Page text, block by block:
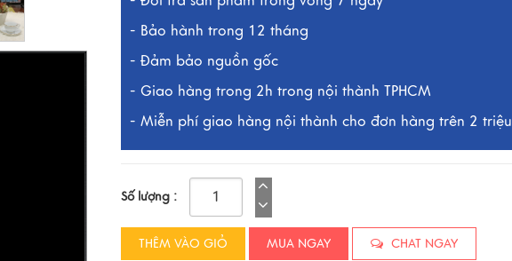
- Bảo hành trong 12 tháng
- Đảm bảo nguồn gốc
- Giao hàng trong 2h trong nội thành TPHCM
- Miễn phí giao hàng nội thành cho đơn hàng trên 2 triệu
Số lượng :
THÊM VÀO GIỎ MUA NGAY CHAT NGAY